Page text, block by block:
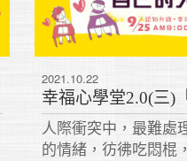
2021.10.22
人際衝突中，最難處
的情緒，彷彿吃悶棍